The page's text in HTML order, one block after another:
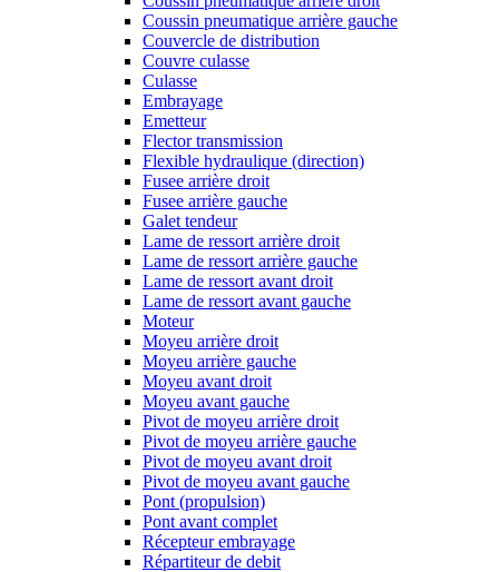
Coussin pneumatique arrière gauche
Couvercle de distribution
Couvre culasse
Culasse
Embrayage
Emetteur
Flector transmission
Flexible hydraulique (direction)
Fusee arrière droit
Fusee arrière gauche
Galet tendeur
Lame de ressort arrière droit
Lame de ressort arrière gauche
Lame de ressort avant droit
Lame de ressort avant gauche
Moteur
Moyeu arrière droit
Moyeu arrière gauche
Moyeu avant droit
Moyeu avant gauche
Pivot de moyeu arrière droit
Pivot de moyeu arrière gauche
Pivot de moyeu avant droit
Pivot de moyeu avant gauche
Pont (propulsion)
Pont avant complet
Récepteur embrayage
Répartiteur de debit